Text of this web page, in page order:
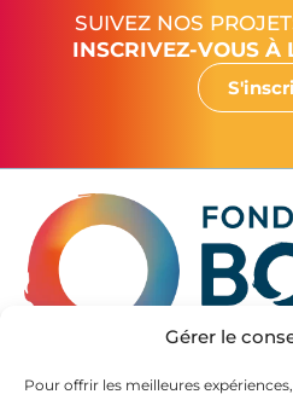
Gérer le
Pour offrir les meilleures
SUIVEZ NOS
INSCRIVEZ-VOUS À
La Fondation Bocké